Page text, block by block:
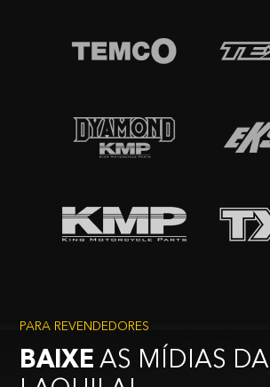
PARA REVENDEDORES
BAIXE AS MÍDIAS DA